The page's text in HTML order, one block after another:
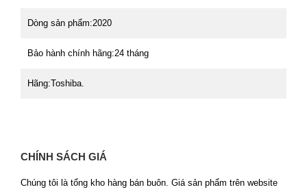
Dòng sản phẩm:2020
Bảo hành chính hãng:24 tháng
Hãng:Toshiba.
CHÍNH SÁCH GIÁ
Chúng tôi là tổng kho hàng bán buôn. Giá sản phẩm trên website